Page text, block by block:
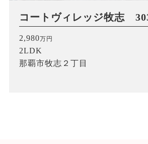
コートヴィレッジ牧志
2,980万円
2LDK
那覇市牧志２丁目